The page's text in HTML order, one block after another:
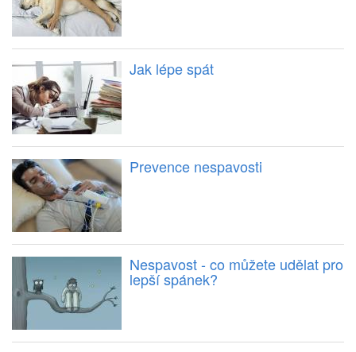
Jak lépe spát
Prevence nespavosti
Nespavost - co můžete udělat pro
lepší spánek?